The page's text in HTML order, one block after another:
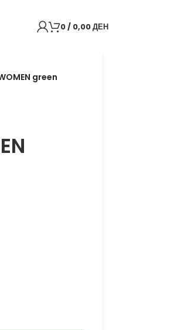
0/ 0,00ДЕН
green